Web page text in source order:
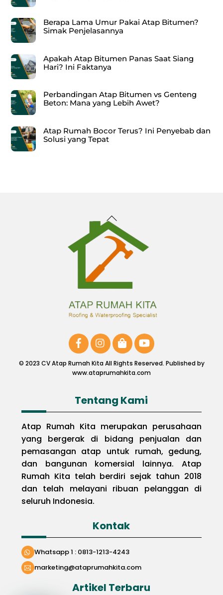
Berapa Lama Umur Pakai Atap Bitumen?
Simak Penjelasannya
Apakah Atap Bitumen Panas Saat Siang
Hari? Ini Faktanya
Perbandingan Atap Bitumen vs Genteng
Beton: Mana yang Lebih Awet?
Atap Rumah Bocor Terus? Ini Penyebab dan
Solusi yang Tepat
Back
To
Top
© 2023 CV Atap Rumah Kita All Rights Reserved. Published by
www.ataprumahkita.com
Tentang Kami
Atap Rumah Kita merupakan perusahaan
yang bergerak di bidang penjualan dan
pemasangan atap untuk rumah, gedung,
dan bangunan komersial lainnya. Atap
Rumah Kita telah berdiri sejak tahun 2018
dan telah melayani ribuan pelanggan di
seluruh Indonesia.
Kontak
Whatsapp 1 : 0813-1213-4243
marketing@ataprumahkita.com
Artikel Terbaru